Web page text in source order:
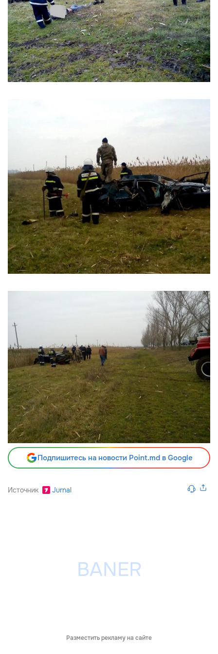
Подпишитесь на новости Point.md в Google
Источник Jurnal
Разместить рекламу на сайте